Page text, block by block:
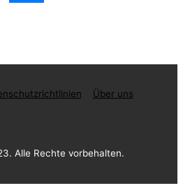
Über uns
Alle Rechte vorbehalten.